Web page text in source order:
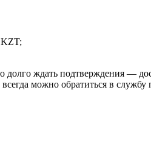
ждать подтверждения —
можно обратиться в службу